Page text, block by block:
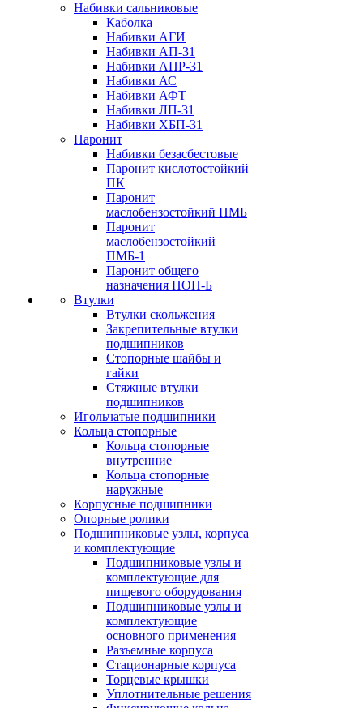
Набивки сальниковые
Каболка
Набивки АГИ
Набивки АП-31
Набивки АПР-31
Набивки АС
Набивки АФТ
Набивки ЛП-31
Набивки ХБП-31
Паронит
Набивки безасбестовые
Паронит кислотостойкий
ПК
Паронит
маслобензостойкий ПМБ
Паронит
маслобензостойкий
ПМБ-1
Паронит общего
назначения ПОН-Б
Втулки
Втулки скольжения
Закрепительные втулки
подшипников
Стопорные шайбы и
гайки
Стяжные втулки
подшипников
Игольчатые подшипники
Кольца стопорные
Кольца стопорные
внутренние
Кольца стопорные
наружные
Корпусные подшипники
Опорные ролики
Подшипниковые узлы, корпуса
и комплектующие
Подшипниковые узлы и
комплектующие для
пищевого оборудования
Подшипниковые узлы и
комплектующие
основного применения
Разъемные корпуса
Стационарные корпуса
Торцевые крышки
Уплотнительные решения